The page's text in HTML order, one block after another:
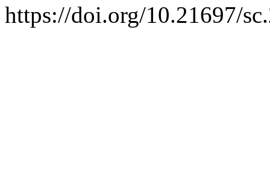
https://doi.org/10.21697/